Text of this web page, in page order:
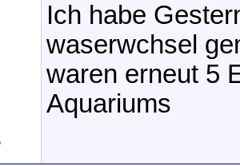
Ich habe
waserwchsel
waren erneut 5
Aquariums